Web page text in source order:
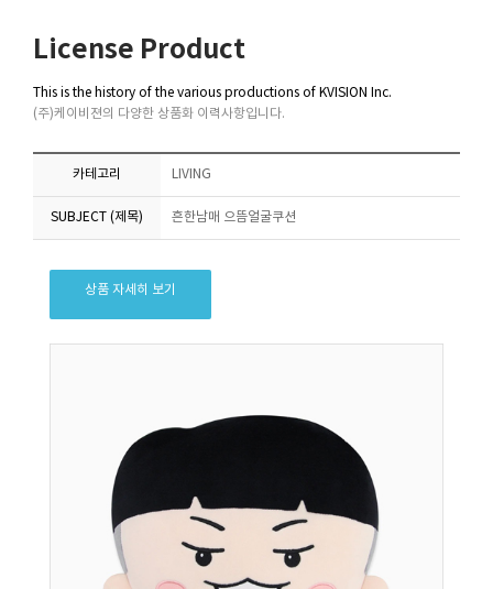
License Product
This is the history of the various productions of KVISION Inc.
(주)케이비젼의 다양한 상품화 이력사항입니다.
카테고리 LIVING
SUBJECT (제목) 흔한남매 으뜸얼굴쿠션
상품 자세히 보기